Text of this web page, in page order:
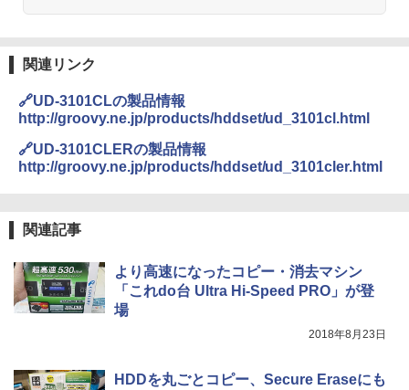
関連リンク
🔗UD-3101CLの製品情報
http://groovy.ne.jp/products/hddset/ud_3101cl.html
🔗UD-3101CLERの製品情報
http://groovy.ne.jp/products/hddset/ud_3101cler.html
関連記事
より高速になったコピー・消去マシン
「これdo台 Ultra Hi-Speed PRO」が登
場
2018年8月23日
HDDを丸ごとコピー、Secure Eraseにも